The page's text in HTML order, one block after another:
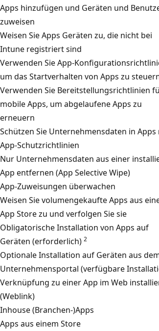
Apps hinzufügen und Geräten und
zuweisen
Weisen Sie Apps Geräten zu, die nicht bei
Intune registriert sind
Verwenden Sie App-
um das Startverhalten von Apps zu
Verwenden Sie Bereitstellungsrichtlinien
mobile Apps, um abgelaufene Apps zu
erneuern
Schützen Sie Unternehmensdaten in Apps
App-Schutzrichtlinien
Nur Unternehmensdaten aus einer
App entfernen (App Selective Wipe)
App-Zuweisungen überwachen
Weisen Sie volumengekaufte Apps aus
App Store zu und verfolgen Sie sie
Obligatorische Installation von Apps auf
Geräten (erforderlich) 2
Optionale Installation auf Geräten aus
Unternehmensportal (verfügbare
Verknüpfung zu einer App im Web
(Weblink)
Inhouse (Branchen-)Apps
Apps aus einem Store